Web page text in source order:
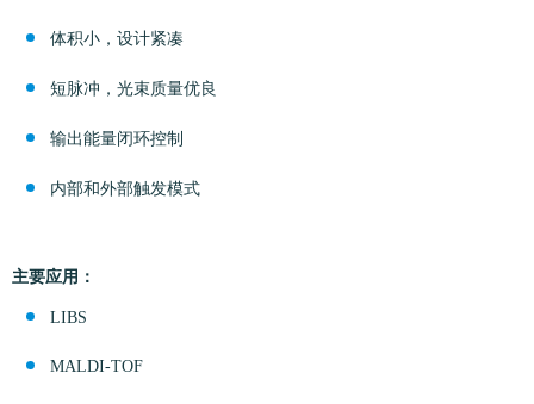
体积小，设计紧凑
短脉冲，光束质量优良
输出能量闭环控制
内部和外部触发模式
主要应用：
LIBS
MALDI-TOF